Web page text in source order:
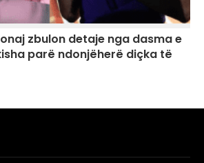
zbulon detaje nga dasma e
parë ndonjëherë diçka të